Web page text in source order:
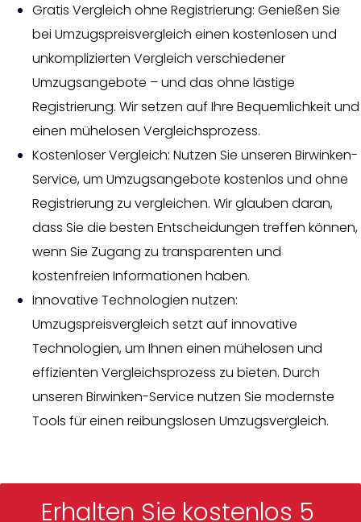
Gratis Vergleich ohne Registrierung: Genießen Sie
bei Umzugspreisvergleich einen kostenlosen und
unkomplizierten Vergleich verschiedener
Umzugsangebote – und das ohne lästige
Registrierung. Wir setzen auf Ihre Bequemlichkeit und
einen mühelosen Vergleichsprozess.
Kostenloser Vergleich: Nutzen Sie unseren Birwinken-
Service, um Umzugsangebote kostenlos und ohne
Registrierung zu vergleichen. Wir glauben daran,
dass Sie die besten Entscheidungen treffen können,
wenn Sie Zugang zu transparenten und
kostenfreien Informationen haben.
Innovative Technologien nutzen:
Umzugspreisvergleich setzt auf innovative
Technologien, um Ihnen einen mühelosen und
effizienten Vergleichsprozess zu bieten. Durch
unseren Birwinken-Service nutzen Sie modernste
Tools für einen reibungslosen Umzugsvergleich.
Erhalten Sie kostenlos 5